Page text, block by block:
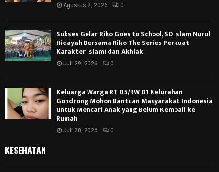
Agustus 2, 2026 0
Sukses Gelar Riko Goes to School, SD Islam Nurul
Hidayah Bersama Riko The Series Perkuat
Karakter Islami dan Akhlak
Juli 29, 2026 0
Keluarga Warga RT 05/RW 01 Kelurahan
Gondrong Mohon Bantuan Masyarakat Indonesia
untuk Mencari Anak yang Belum Kembali ke
Rumah
Juli 28, 2026 0
KESEHATAN